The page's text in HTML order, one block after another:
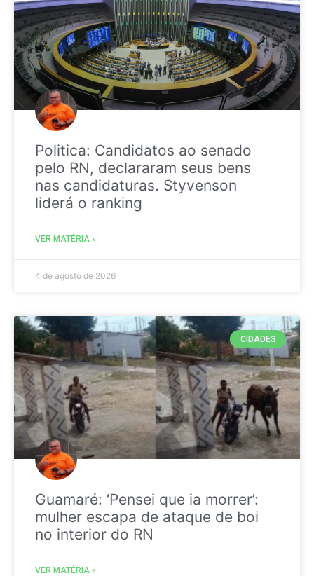
Politica: Candidatos ao senado
pelo RN, declararam seus bens
nas candidaturas. Styvenson
liderá o ranking
VER MATÉRIA »
4 de agosto de 2026
CIDADES
Guamaré: ‘Pensei que ia morrer’:
mulher escapa de ataque de boi
no interior do RN
VER MATÉRIA »